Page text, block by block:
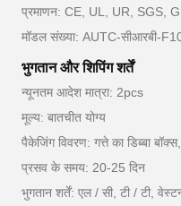
प्रमाणन: CE, UL, UR, SGS,
मॉडल संख्या: AUTC-सीआरबी-
भुगतान और शिपिंग शर्तें
न्यूनतम आदेश मात्रा: 2pcs
मूल्य: बातचीत योग्य
पैकेजिंग विवरण: गत्ते का डिब्बा
प्रसव के समय: 20-25 दिन
भुगतान शर्तें: एल / सी, टी / टी,